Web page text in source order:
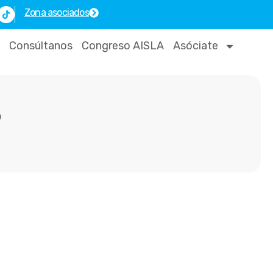
T
i
k
o
Zona asociados
Consúltanos Congreso AISLA Asóciate